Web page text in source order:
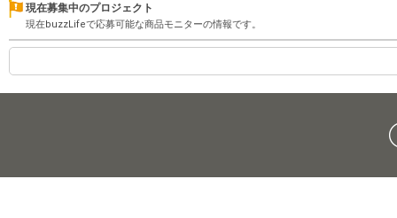
現在募集中のプロジェクト
現在buzzLifeで応募可能な商品モニターの情報です。